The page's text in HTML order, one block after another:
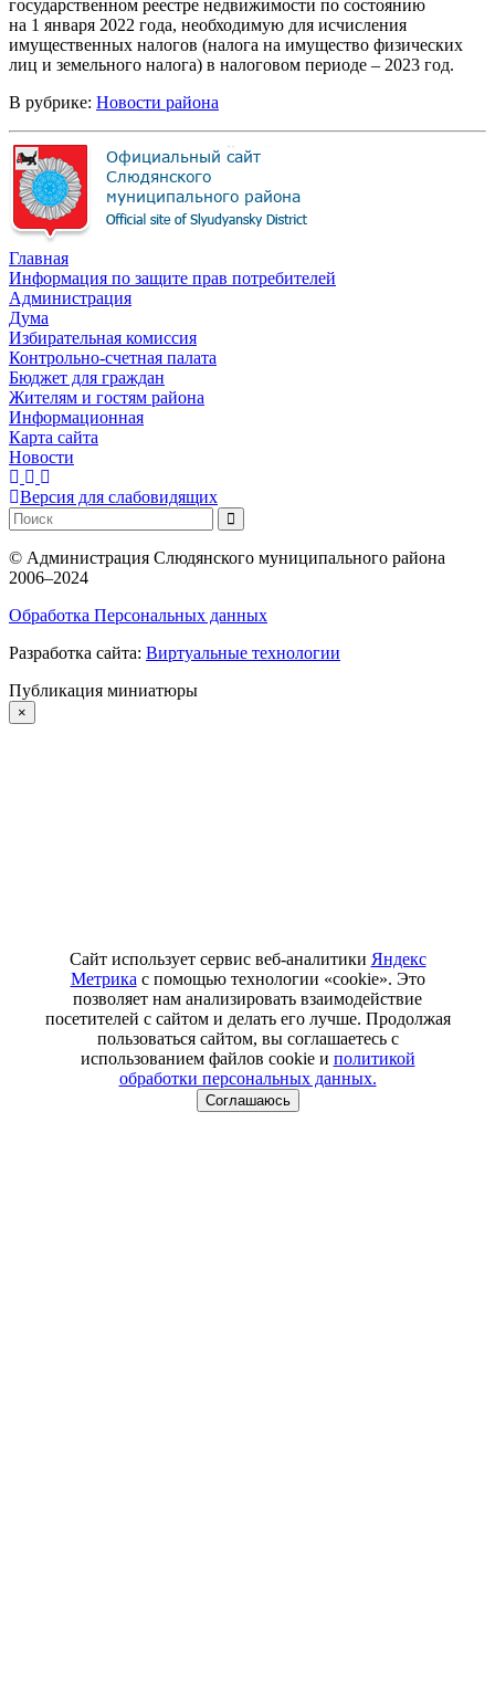
государственном реестре недвижимости по состоянию
на 1 января 2022 года, необходимую для исчисления
имущественных налогов (налога на имущество физических
лиц и земельного налога) в налоговом периоде – 2023 год.
В рубрике: Новости района
Главная
Информация по защите прав потребителей
Администрация
Дума
Избирательная комиссия
Контрольно-счетная палата
Бюджет для граждан
Жителям и гостям района
Информационная
Карта сайта
Новости
Версия для слабовидящих
© Администрация Слюдянского муниципального района
2006–2024
Обработка Персональных данных
Разработка сайта: Виртуальные технологии
Публикация миниатюры
×
Сайт использует сервис веб-аналитики Яндекс
Метрика с помощью технологии «cookie». Это
позволяет нам анализировать взаимодействие
посетителей с сайтом и делать его лучше. Продолжая
пользоваться сайтом, вы соглашаетесь с
использованием файлов cookie и политикой
обработки персональных данных.
Соглашаюсь